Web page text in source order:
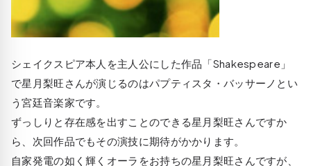
シェイクスピア本人を主人公にした作品「Shakespeare」
で星月梨旺さんが演じるのはパプティスタ・バッサーノとい
う宮廷音楽家です。
ずっしりと存在感を出すことのできる星月梨旺さんですか
ら、次回作品でもその演技に期待がかかります。
自家発電の如く輝くオーラをお持ちの星月梨旺さんですが、